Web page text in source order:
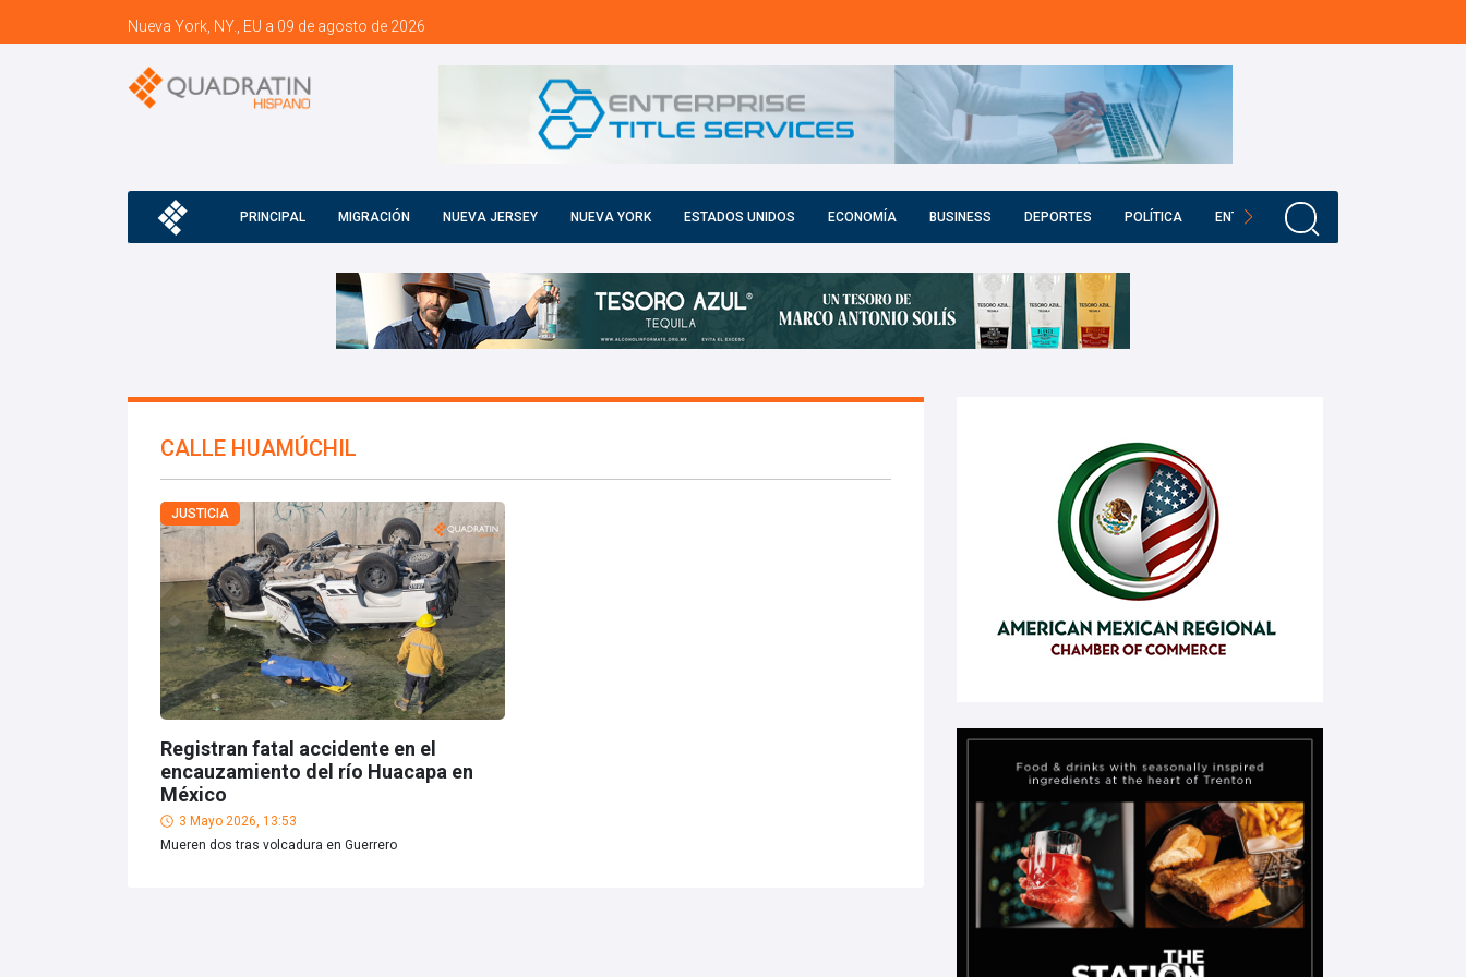
Nueva York, NY., EU a 09 de agosto de 2026
PRINCIPAL MIGRACIÓN NUEVA JERSEY NUEVA YORK ESTADOS UNIDOS ECONOMÍA BUSINESS DEPORTES POLÍTICA ENTRETENIMIENTO
CALLE HUAMÚCHIL
JUSTICIA
Registran fatal accidente en el
encauzamiento del río Huacapa en
México
3 Mayo 2026, 13:53
Mueren dos tras volcadura en Guerrero